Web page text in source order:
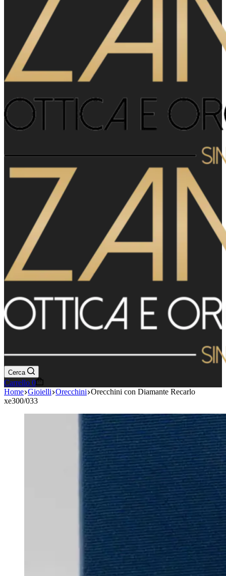
Cerca
Carrello 0
Home Gioielli Orecchini Orecchini con Diamante Recarlo
xe300/033